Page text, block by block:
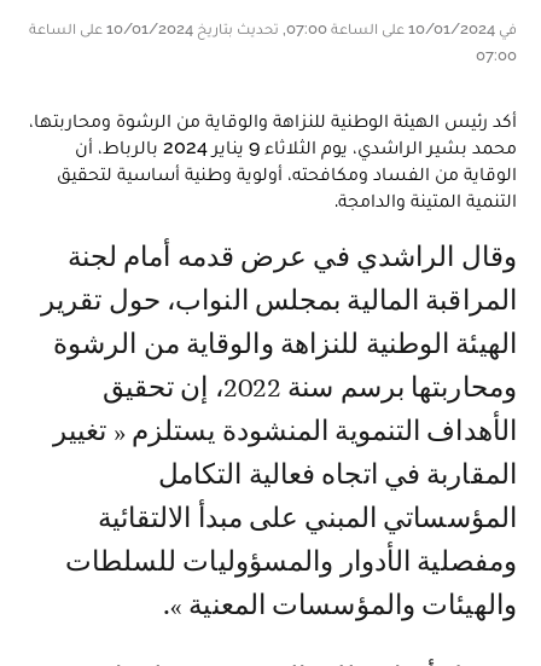
في 10/01/2024 على الساعة 07:00, تحديث بتاريخ 10/01/2024 على الساعة
07:00
أكد رئيس الهيئة الوطنية للنزاهة والوقاية من الرشوة ومحاربتها،
محمد بشير الراشدي، يوم الثلاثاء 9 يناير 2024 بالرباط، أن
الوقاية من الفساد ومكافحته، أولوية وطنية أساسية لتحقيق
التنمية المتينة والدامجة.
وقال الراشدي في عرض قدمه أمام لجنة
المراقبة المالية بمجلس النواب، حول تقرير
الهيئة الوطنية للنزاهة والوقاية من الرشوة
ومحاربتها برسم سنة 2022، إن تحقيق
الأهداف التنموية المنشودة يستلزم « تغيير
المقاربة في اتجاه فعالية التكامل
المؤسساتي المبني على مبدأ الالتقائية
ومفصلية الأدوار والمسؤوليات للسلطات
والهيئات والمؤسسات المعنية ».